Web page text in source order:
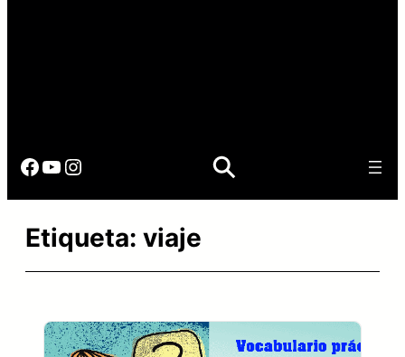
Facebook
YouTube
Instagram
Etiqueta: viaje